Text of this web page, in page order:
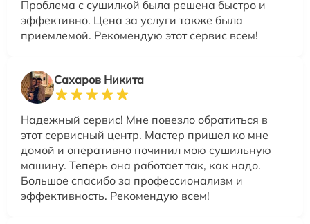
Проблема с сушилкой была решена быстро и
эффективно. Цена за услуги также была
приемлемой. Рекомендую этот сервис всем!
Сахаров Никита
Надежный сервис! Мне повезло обратиться в
этот сервисный центр. Мастер пришел ко мне
домой и оперативно починил мою сушильную
машину. Теперь она работает так, как надо.
Большое спасибо за профессионализм и
эффективность. Рекомендую всем!